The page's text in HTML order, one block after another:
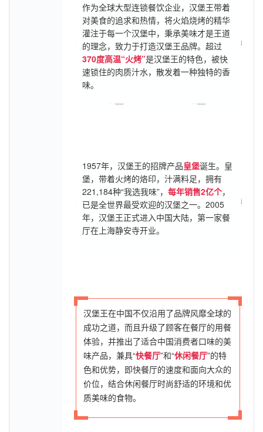
作为全球大型连锁餐饮企业，汉堡王带着
对美食的追求和热情，将火焰烧烤的精华
灌注于每一个汉堡中，秉承美味才是王道
的理念，致力于打造汉堡王品牌。超过
370度高温“火烤”是汉堡王的特色，被快
速锁住的肉质汁水，散发着一种独特的香
味。
1957年，汉堡王的招牌产品皇堡诞生。皇
堡，带着火烤的烙印，汁满料足，拥有
221,184种“我选我味”， 每年销售2亿个，
已是全世界最受欢迎的汉堡之一。2005
年，汉堡王正式进入中国大陆，第一家餐
厅在上海静安寺开业。
汉堡王在中国不仅沿用了品牌风靡全球的
成功之道，而且升级了顾客在餐厅的用餐
体验，并推出了适合中国消费者口味的美
味产品，兼具“快餐厅”和“休闲餐厅”的特
色和优势，即快餐厅的速度和面向大众的
价位，结合休闲餐厅时尚舒适的环境和优
质美味的食物。